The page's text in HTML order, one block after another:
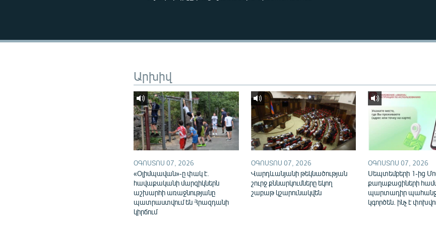
ՍՊՈՐՏ
Արխիվ
ՕԳՈՍՏՈՍ 07, 2026
«Օլիմպավան»-ը փակ է.
հավաքականի մարզիկներն
աշխարհի առաջնությանը
պատրաստվում են Հրազդանի
կիրճում
ՕԳՈՍՏՈՍ 07, 2026
Վարդևանյանի թեկնածության
շուրջ քննարկումները եկող
շաբաթ կշարունակվեն
ՕԳՈՍՏՈՍ 07, 2026
Սեպտեմբերի 1-ից
քաղաքացիների
պարտադիր
կգործեն. ինչ է